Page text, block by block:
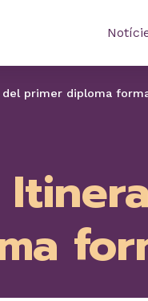
primer diploma